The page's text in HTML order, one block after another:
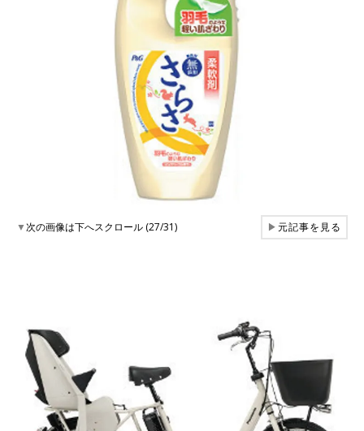
▼次の画像は下へスクロール (27/31) ▶元記事を見る